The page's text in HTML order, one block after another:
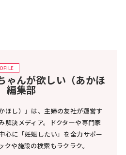
ゃんが欲しい（あかほ
編集部
ほし）』は、主婦の友社が運営す
解決メディア。ドクターや専門家
心に「妊娠したい」を全力サポー
クや施設の検索もラクラク。